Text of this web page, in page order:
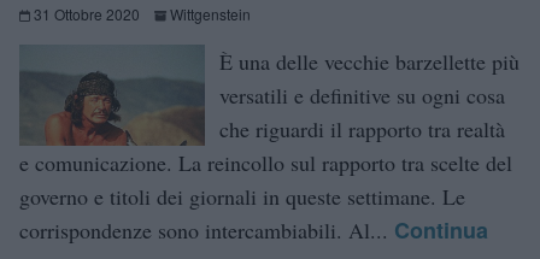
31 Ottobre 2020 Wittgenstein
È una delle vecchie barzellette più
versatili e definitive su ogni cosa
che riguardi il rapporto tra realtà
e comunicazione. La reincollo sul rapporto tra scelte del
governo e titoli dei giornali in queste settimane. Le
corrispondenze sono intercambiabili. Al... Continua